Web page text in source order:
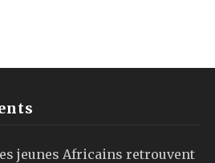
jeunes Africains retrouvent